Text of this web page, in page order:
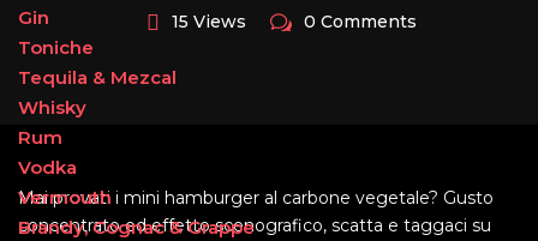
Gin
Toniche
Tequila & Mezcal
Whisky
Rum
Vodka
Vermouth
Brandy, Cognac & Grappe
15 Views 0 Comments
Mai provati i mini hamburger al carbone vegetale? Gusto
concentrato ed effetto scenografico, scatta e taggaci su